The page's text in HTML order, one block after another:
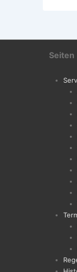
Seiten